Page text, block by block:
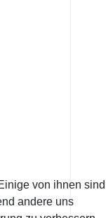
von ihnen sind
andere uns